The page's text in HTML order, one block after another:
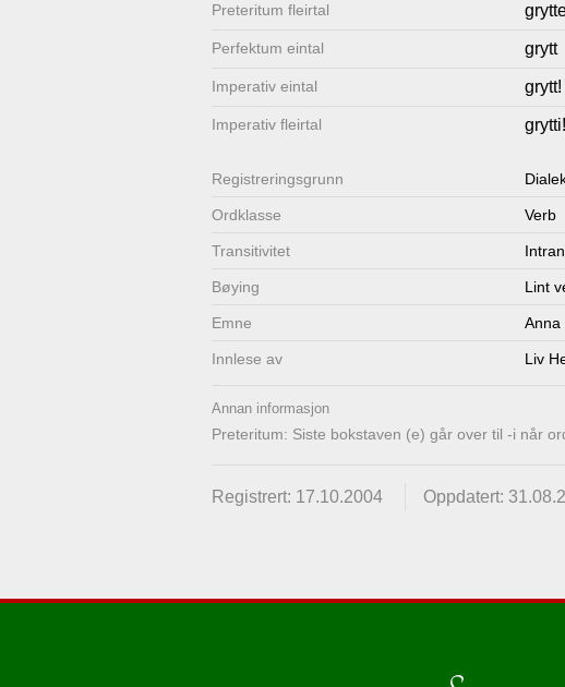
Preteritum fleirtal
Perfektum eintal grytt
Imperativ eintal grytt!
Imperativ fleirtal grytti!
Registrerings­grunn
Ordklasse Verb
Transitivitet
Bøying Lint
Emne Anna
Innlese av Liv
Annan informasjon
Preteritum: Siste bokstaven (e) går over til -i når
Registrert: 17.10.2004 Oppdatert: